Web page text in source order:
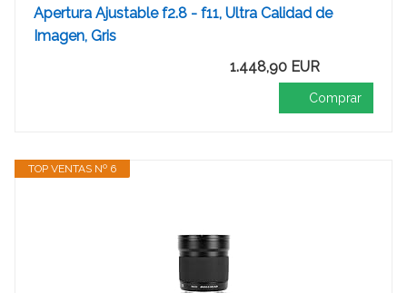
Apertura Ajustable f2.8 - f11, Ultra Calidad de
Imagen, Gris
1.448,90 EUR
Comprar
TOP VENTAS Nº 6